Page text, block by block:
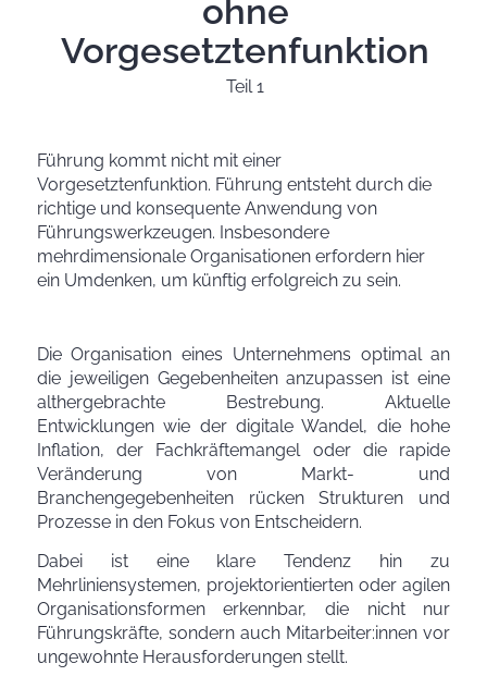
ohne
Vorgesetztenfunktion
Teil 1
Führung kommt nicht mit einer
Vorgesetztenfunktion. Führung entsteht durch die
richtige und konsequente Anwendung von
Führungswerkzeugen. Insbesondere
mehrdimensionale Organisationen erfordern hier
ein Umdenken, um künftig erfolgreich zu sein.
Die Organisation eines Unternehmens optimal an
die jeweiligen Gegebenheiten anzupassen ist eine
althergebrachte Bestrebung. Aktuelle
Entwicklungen wie der digitale Wandel, die hohe
Inflation, der Fachkräftemangel oder die rapide
Veränderung von Markt- und
Branchengegebenheiten rücken Strukturen und
Prozesse in den Fokus von Entscheidern.
Dabei ist eine klare Tendenz hin zu
Mehrliniensystemen, projektorientierten oder agilen
Organisationsformen erkennbar, die nicht nur
Führungskräfte, sondern auch Mitarbeiter:innen vor
ungewohnte Herausforderungen stellt.